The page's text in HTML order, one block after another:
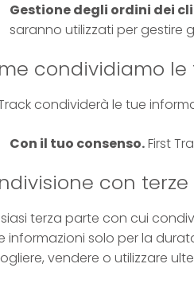
Gestione degli ordini dei
saranno utilizzati per gestire
condividiamo
condividerà le tue
Con il tuo consenso.First
con
terza parte con cui
informazioni solo per la
vendere o utilizzare